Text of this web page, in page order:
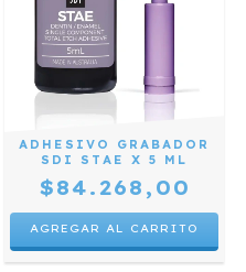
ADHESIVO GRABADOR
SDI STAE X 5 ML
$84.268,00